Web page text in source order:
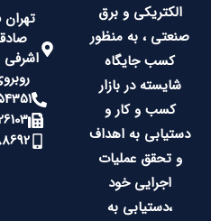
الکتریکی و برق
صنعتی ، به منظور
کسب جایگاه
شایسته در بازار
کسب و کار و
دستیابی به اهداف
و تحقق عملیات
اجرایی خود
،دستیابی به
تهران
اشرفی
روبروی